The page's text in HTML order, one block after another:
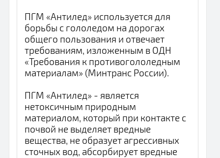
ПГМ «Антилед» используется для
борьбы с гололедом на дорогах
общего пользования и отвечает
требованиям, изложенным в ОДН
«Требования к противогололедным
материалам» (Минтранс России).
ПГМ «Антилед» - является
нетоксичным природным
материалом, который при контакте с
почвой не выделяет вредные
вещества, не образует агрессивных
сточных вод, абсорбирует вредные